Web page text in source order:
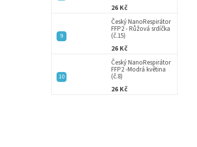
26 Kč
Český NanoRespirátor
FFP2 - Růžová srdíčka
(č.15)
26 Kč
Český NanoRespirátor
FFP2 -Modrá květina
(č.8)
26 Kč